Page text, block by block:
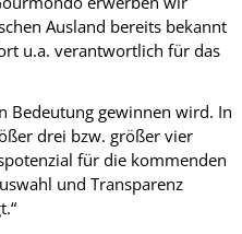
Ausland bereits bekannt
u.a. verantwortlich für das
Bedeutung gewinnen wird. In
drei bzw. größer vier
für die kommenden
und Transparenz